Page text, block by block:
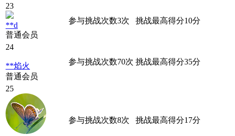
23
**d
普通会员
参与挑战次数3次 挑战最高得分10分
24
**焰火
普通会员
参与挑战次数70次 挑战最高得分35分
25
参与挑战次数8次 挑战最高得分17分